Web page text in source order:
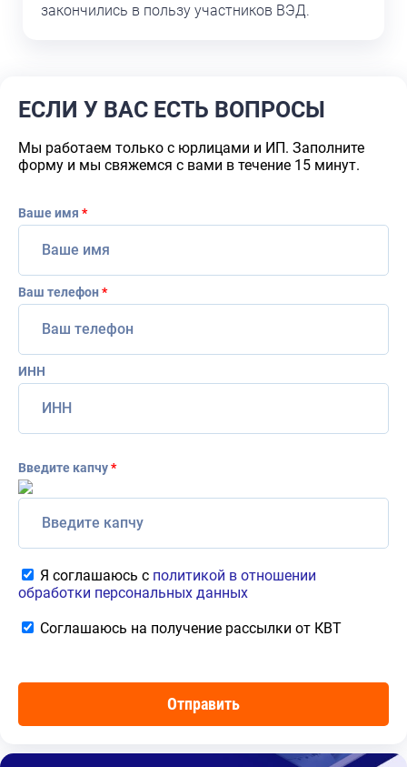
закончились в пользу участников ВЭД.
ЕСЛИ У ВАС ЕСТЬ ВОПРОСЫ
Мы работаем только с юрлицами и ИП. Заполните
форму и мы свяжемся с вами в течение 15 минут.
Ваше имя *
Ваш телефон*
ИНН
Введите капчу*
Я соглашаюсь с политикой в отношении
обработки персональных данных
Соглашаюсь на получение рассылки от КВТ